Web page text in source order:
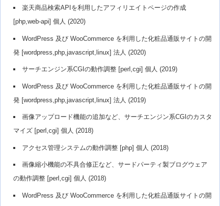
楽天商品検索APIを利用したアフィリエイトページの作成
[php,web-api] 個人 (2020)
WordPress 及び WooCommerce を利用した化粧品通販サイトの開
発 [wordpress,php,javascript,linux] 法人 (2020)
サーチエンジン系CGIの動作調整 [perl,cgi] 個人 (2019)
WordPress 及び WooCommerce を利用した化粧品通販サイトの開
発 [wordpress,php,javascript,linux] 法人 (2019)
画像アップロード機能の追加など、サーチエンジン系CGIのカスタ
マイズ [perl,cgi] 個人 (2018)
アクセス管理システムの動作調整 [php] 個人 (2018)
画像縮小機能の不具合修正など、サードパーティ製ブログウェア
の動作調整 [perl,cgi] 個人 (2018)
WordPress 及び WooCommerce を利用した化粧品通販サイトの開